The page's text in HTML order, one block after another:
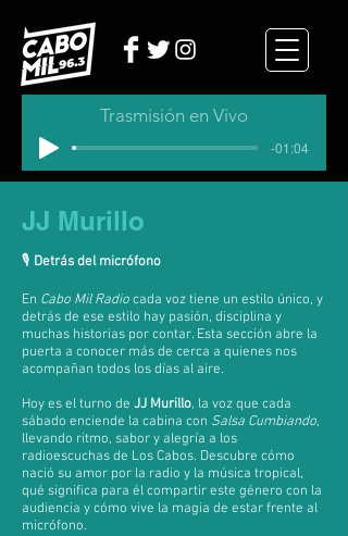
Trasmisión en Vivo
-01:04
JJ Murillo
🎙 Detrás del micrófono
En Cabo Mil Radiocada voz tiene un estilo único, y
detrás de ese estilo hay pasión, disciplina y
muchas historias por contar. Esta sección abre la
puerta a conocer más de cerca a quienes nos
acompañan todos los días al aire.
Hoy es el turno de JJ Murillo, la voz que cada
sábado enciende la cabina con Salsa Cumbiando,
llevando ritmo, sabor y alegría a los
radioescuchas de Los Cabos. Descubre cómo
nació su amor por la radio y la música tropical,
qué significa para él compartir este género con la
audiencia y cómo vive la magia de estar frente al
micrófono.